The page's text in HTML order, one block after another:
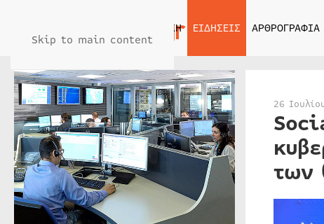
Skip to main content
ΑΡΧΙΚΗ ΕΙΔΗΣΕΙΣ ΑΡΘΡΟΓΡΑΦΙΑ
26
των